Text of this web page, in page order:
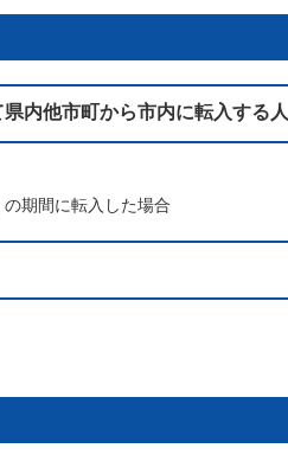
内他市町から市内に転入する人
期間に転入した場合